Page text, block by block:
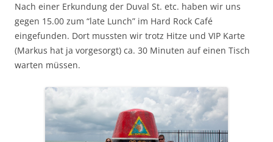
Nach einer Erkundung der Duval St. etc. haben wir uns
gegen 15.00 zum “late Lunch” im Hard Rock Café
eingefunden. Dort mussten wir trotz Hitze und VIP Karte
(Markus hat ja vorgesorgt) ca. 30 Minuten auf einen Tisch
warten müssen.